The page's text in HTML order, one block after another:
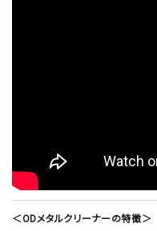
＜ODメタルクリーナーの特徴＞